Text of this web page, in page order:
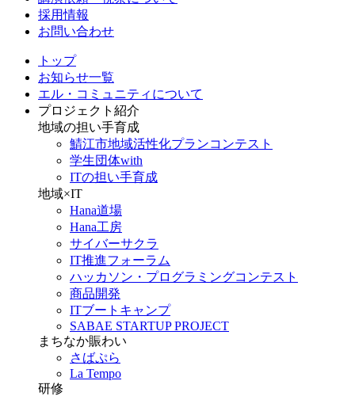
採用情報
お問い合わせ
トップ
お知らせ一覧
エル・コミュニティについて
プロジェクト紹介
地域の担い手育成
鯖江市地域活性化プランコンテスト
学生団体with
ITの担い手育成
地域×IT
Hana道場
Hana工房
サイバーサクラ
IT推進フォーラム
ハッカソン・プログラミングコンテスト
商品開発
ITブートキャンプ
SABAE STARTUP PROJECT
まちなか賑わい
さばぷら
La Tempo
研修